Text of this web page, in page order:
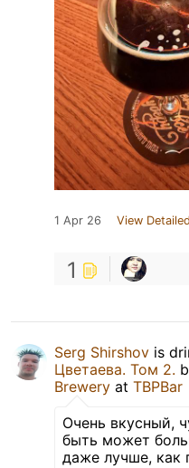
1 Apr 26 View
1
Serg Shirshov is
Цветаева. Том 2.
Brewery at TBPBar
Очень вкусный,
быть может
даже лучше, как